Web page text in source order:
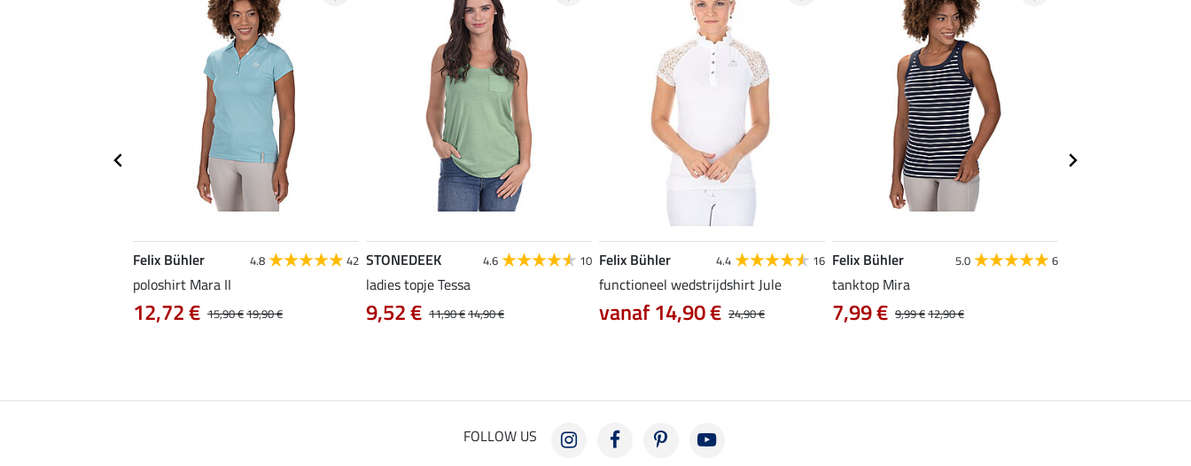
Felix Bühler 4.8 42
poloshirt Mara II
15,90 €19,90 €
12,72 €
STONEDEEK 4.6 10
ladies topje Tessa
11,90 €14,90 €
9,52 €
Felix Bühler 4.4 16
functioneel wedstrijdshirt Jule
24,90 €
vanaf 14,90 €
Felix Bühler 5.0 6
tanktop Mira
9,99 €12,90 €
7,99 €
FOLLOW US